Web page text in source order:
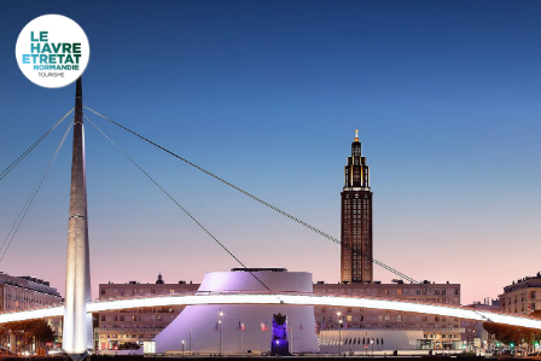
Cookies management panel